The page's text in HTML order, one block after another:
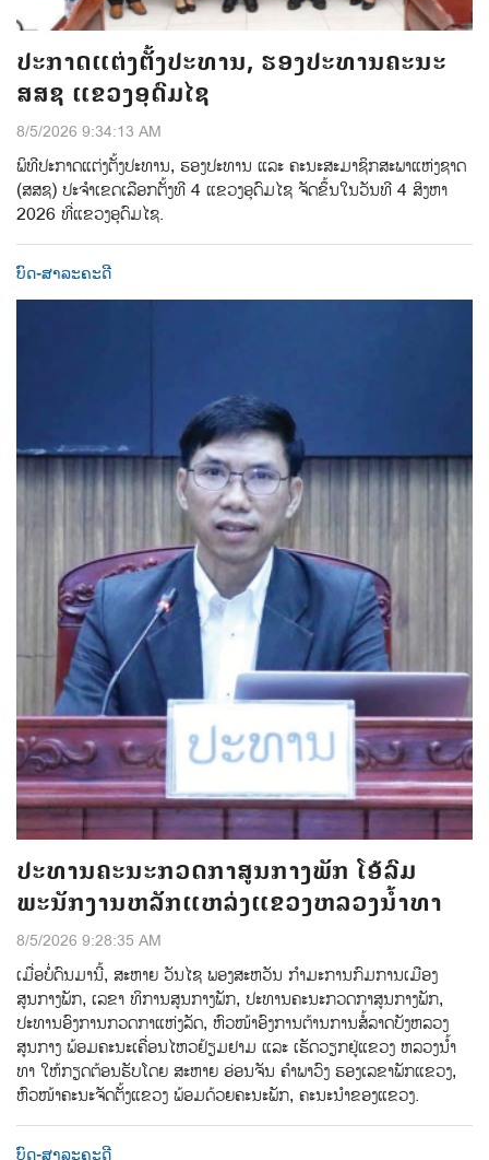
ປະກາດແຕ່ງຕັ້ງປະທານ, ຮອງປະທານຄະນະ
ສສຊ ແຂວງອຸດົມໄຊ
8/5/2026 9:34:13 AM
ພິທີປະກາດແຕ່ງຕ້ັງປະທານ, ຮອງປະທານ ແລະ ຄະນະສະມາຊິກສະພາແຫ່ງຊາດ
(ສສຊ) ປະຈຳເຂດເລືອກຕັ້ງທີ 4 ແຂວງອຸດົມໄຊ ຈັດຂຶ້ນໃນວັນທີ 4 ສິງຫາ
2026 ທີ່ແຂວງອຸດົມໄຊ.
ບົດ-ສາລະຄະດີ
ປະທານຄະນະກວດກາສູນກາງພັກ ໂອ້ລົມ
ພະນັກງານຫລັກແຫລ່ງແຂວງຫລວງນໍ້າທາ
8/5/2026 9:28:35 AM
ເມ່ືອບ່ໍດົນມານ້ີ, ສະຫາຍ ວັນໄຊ ພອງສະຫວັນ ກໍາມະການກົມການເມືອງ
ສູນກາງພັກ, ເລຂາ ທິການສູນກາງພັກ, ປະທານຄະນະກວດກາສູນກາງພັກ,
ປະທານອົງການກວດກາແຫ່ງລັດ, ຫົວໜ້າອົງການຕ້ານການສໍ້ລາດບັງຫລວງ
ສູນກາງ ພ້ອມຄະນະເຄື່ອນໄຫວຢ້ຽມຢາມ ແລະ ເຮັດວຽກຢູ່ແຂວງ ຫລວງນໍ້າ
ທາ ໃຫ້ກຽດຕ້ອນຮັບໂດຍ ສະຫາຍ ອ່ອນຈັນ ຄຳພາວົງ ຮອງເລຂາພັກແຂວງ,
ຫົວໜ້າຄະນະຈັດຕັ້ງແຂວງ ພ້ອມດ້ວຍຄະນະພັກ, ຄະນະນຳຂອງແຂວງ.
ບົດ-ສາລະຄະດີ